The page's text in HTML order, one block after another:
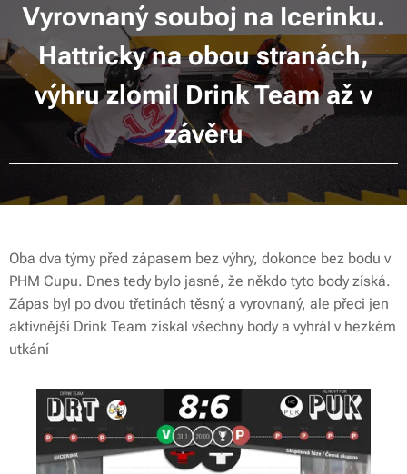
Vyrovnaný souboj na Icerinku.
Hattricky na obou stranách,
výhru zlomil Drink Team až v
závěru
Oba dva týmy před zápasem bez výhry, dokonce bez bodu v
PHM Cupu. Dnes tedy bylo jasné, že někdo tyto body získá.
Zápas byl po dvou třetinách těsný a vyrovnaný, ale přeci jen
aktivnější Drink Team získal všechny body a vyhrál v hezkém
utkání